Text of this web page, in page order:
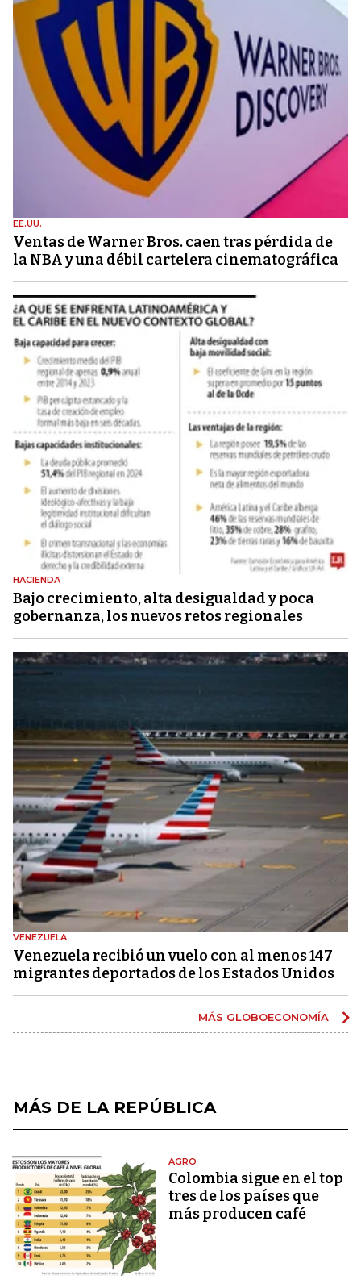
EE.UU.
Ventas de Warner Bros. caen tras pérdida de
la NBA y una débil cartelera cinematográfica
HACIENDA
Bajo crecimiento, alta desigualdad y poca
gobernanza, los nuevos retos regionales
VENEZUELA
Venezuela recibió un vuelo con al menos 147
migrantes deportados de los Estados Unidos
MÁS GLOBOECONOMÍA
MÁS DE LA REPÚBLICA
AGRO
Colombia sigue en el top
tres de los países que
más producen café